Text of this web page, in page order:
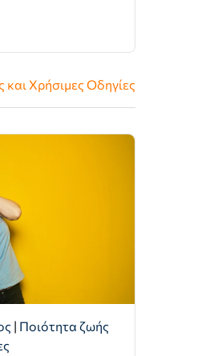
και Χρήσιμες Οδηγίες
| Ποιότητα ζωής